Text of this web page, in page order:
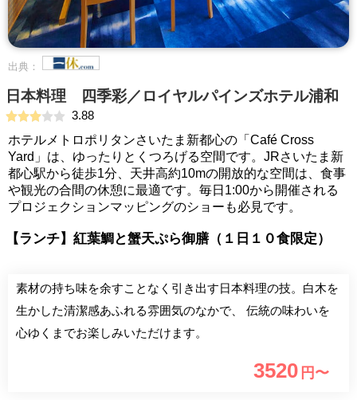
出典：
日本料理 四季彩／ロイヤルパインズホテル浦和
3.88
ホテルメトロポリタンさいたま新都心の「Café Cross
Yard」は、ゆったりとくつろげる空間です。JRさいたま新
都心駅から徒歩1分、天井高約10mの開放的な空間は、食事
や観光の合間の休憩に最適です。毎日1:00から開催される
プロジェクションマッピングのショーも必見です。
【ランチ】紅葉鯛と蟹天ぷら御膳（１日１０食限定）
素材の持ち味を余すことなく引き出す日本料理の技。白木を
生かした清潔感あふれる雰囲気のなかで、 伝統の味わいを
心ゆくまでお楽しみいただけます。
3520 円〜